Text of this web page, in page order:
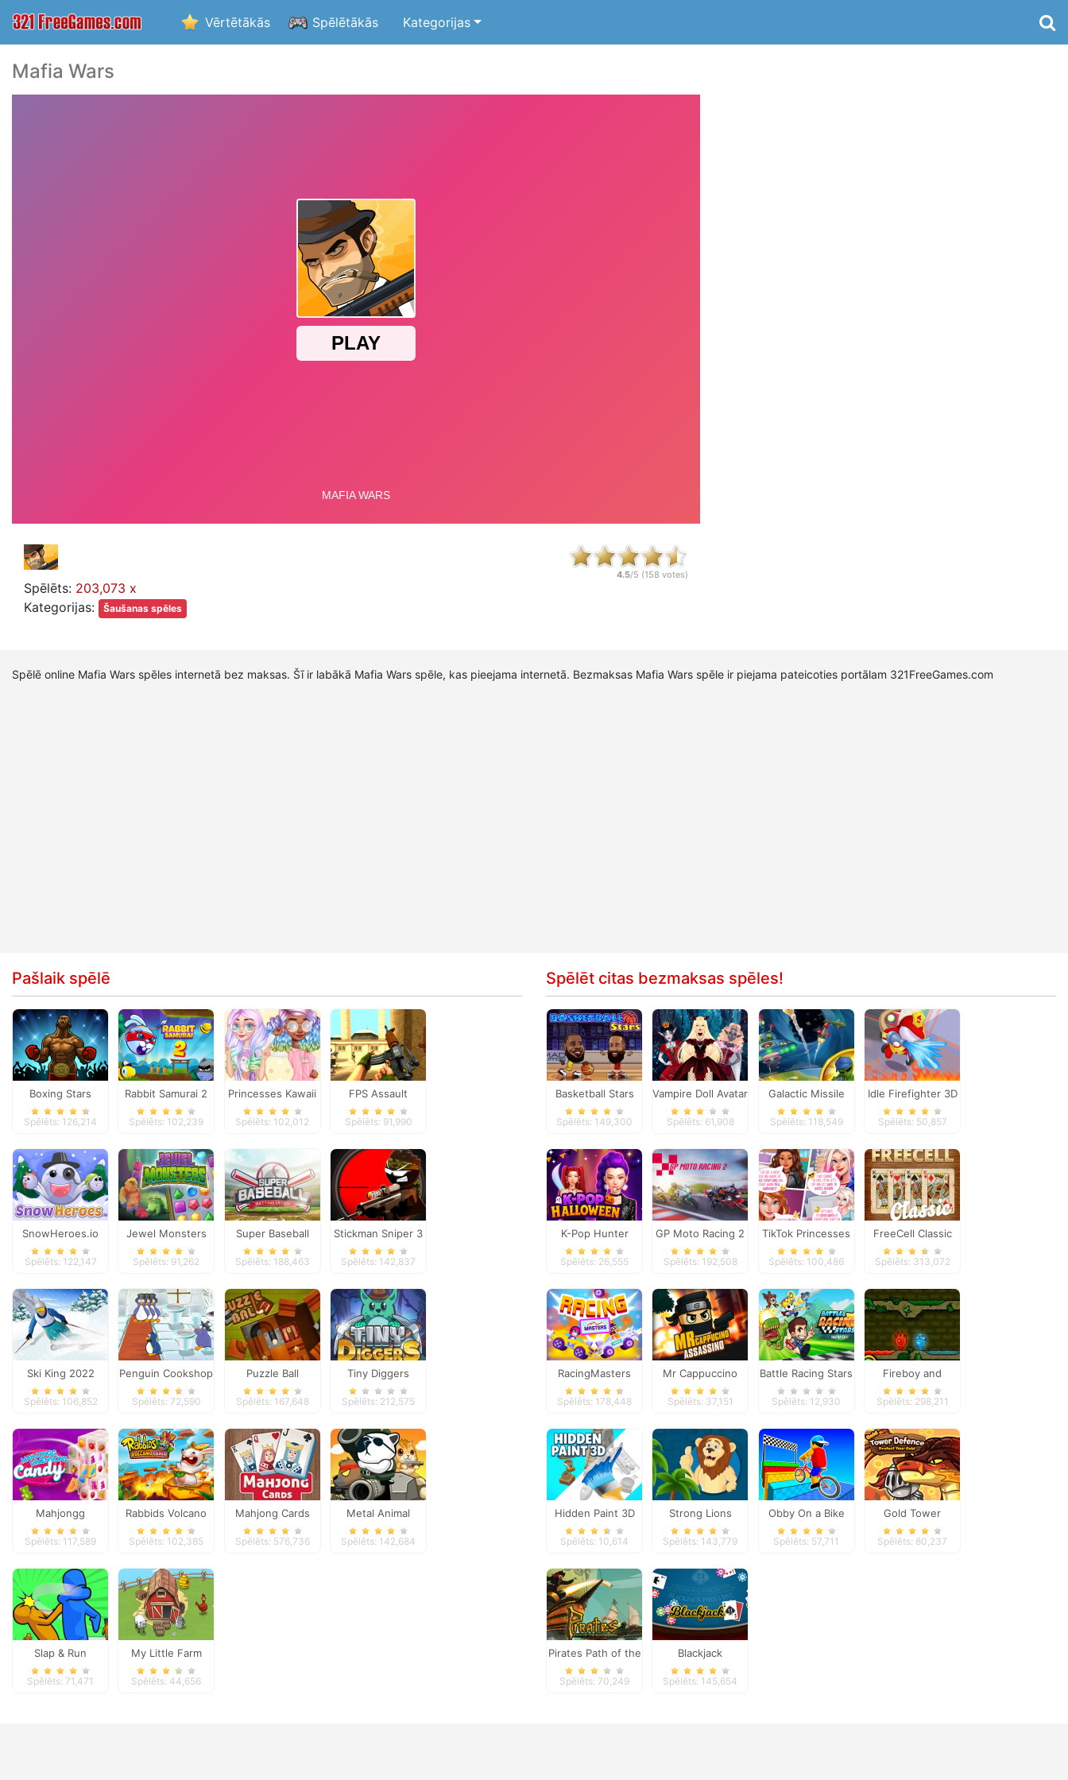
Vērtētākās Spēlētākās Kategorijas
Mafia Wars
Spēlēts: 203,073 x
Kategorijas:
Šaušanas spēles
4.5/5 (158 votes)
Spēlē online Mafia Wars spēles internetā bez maksas. Šī ir labākā Mafia Wars spēle, kas pieejama internetā. Bezmaksas Mafia Wars spēle ir piejama pateicoties portālam 321FreeGames.com
Pašlaik spēlē
Boxing Stars
Spēlēts: 126,214
Rabbit Samurai 2
Spēlēts: 102,239
Princesses Kawaii
Looks and
Spēlēts: 102,012
FPS Assault
Shooter
Spēlēts: 91,990
SnowHeroes.io
Spēlēts: 122,147
Jewel Monsters
Spēlēts: 91,262
Super Baseball
Spēlēts: 188,463
Stickman Sniper 3
Spēlēts: 142,837
Ski King 2022
Spēlēts: 106,852
Penguin Cookshop
Spēlēts: 72,590
Puzzle Ball
Spēlēts: 167,648
Tiny Diggers
Spēlēts: 212,575
Mahjongg
Dimensions Candy
Spēlēts: 117,589
Rabbids Volcano
Panic
Spēlēts: 102,385
Mahjong Cards
Spēlēts: 576,736
Metal Animal
Spēlēts: 142,684
Slap & Run
Spēlēts: 71,471
My Little Farm
Spēlēts: 44,656
Spēlēt citas bezmaksas spēles!
Basketball Stars
Spēlēts: 149,300
Vampire Doll Avatar
Creator
Spēlēts: 61,908
Galactic Missile
Defense
Spēlēts: 118,549
Idle Firefighter 3D
Spēlēts: 50,857
K-Pop Hunter
Halloween Fashion
Spēlēts: 26,555
GP Moto Racing 2
Spēlēts: 192,508
TikTok Princesses
Back To Basics
Spēlēts: 100,486
FreeCell Classic
Spēlēts: 313,072
RacingMasters
Spēlēts: 178,448
Mr Cappuccino
Assassino
Spēlēts: 37,151
Battle Racing Stars
Spēlēts: 12,930
Fireboy and
Watergirl
Spēlēts: 298,211
Hidden Paint 3D
Spēlēts: 10,614
Strong Lions
Jigsaw
Spēlēts: 143,779
Obby On a Bike
Spēlēts: 57,711
Gold Tower
Defense
Spēlēts: 80,237
Pirates Path of the
Buccaneer
Spēlēts: 70,249
Blackjack
Spēlēts: 145,654